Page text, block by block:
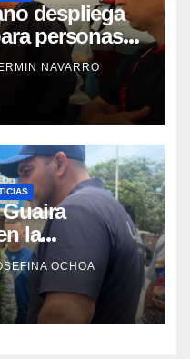
despliega
personas
Guaira
NAVARRO
la
de
OCHOA